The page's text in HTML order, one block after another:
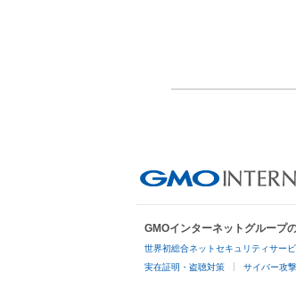
GMOインターネットグループ
世界初総合ネットセキュリティサー
実在証明・盗聴対策 サイバー攻